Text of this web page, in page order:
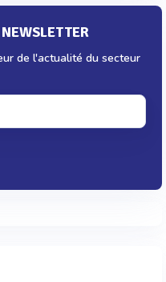
de l'actualité du secteur